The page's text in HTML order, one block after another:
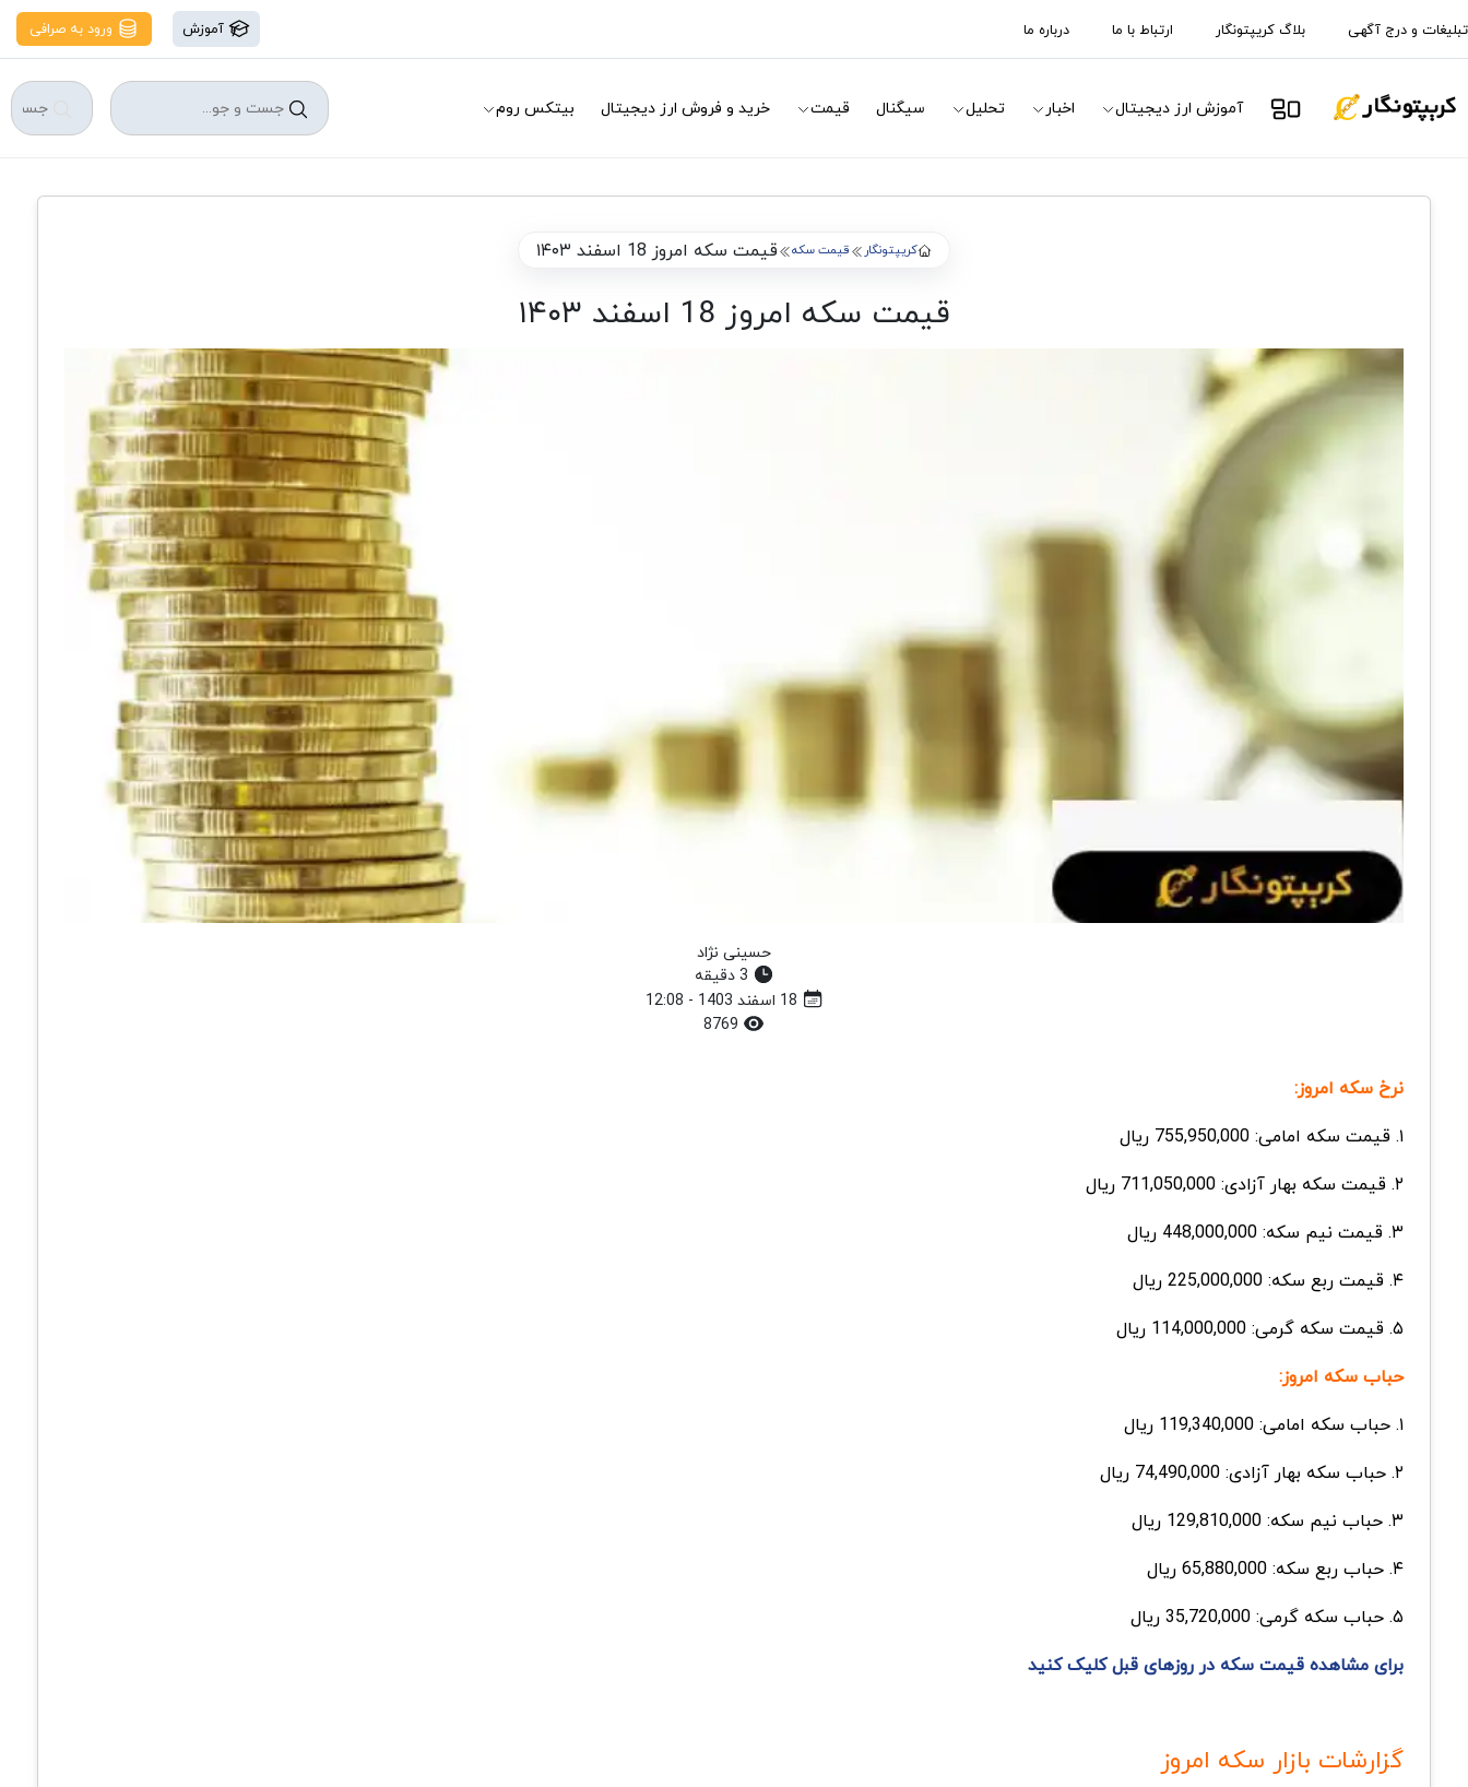
تبلیغات و درج آگهی بلاگ کریپتونگار ارتباط با ما درباره ما آموزش ورود به صرافی
آموزش ارز دیجیتال اخبار تحلیل سیگنال قیمت خرید و فروش ارز دیجیتال بیتکس روم
کریپتونگار قیمت سکه قیمت سکه امروز 18 اسفند ۱۴۰۳
قیمت سکه امروز 18 اسفند ۱۴۰۳
حسینی نژاد
نرخ سکه امروز:
۱. قیمت سکه امامی: 755,950,000 ریال
۲. قیمت سکه
بهارآزادی: 711,050,000 ریال
۳. قیمت نیم سکه: 448,000,000 ریال
۴. قیمت ربع سکه: 225,000,000 ریال
۵. قیمت سکه گرمی:
114,000,000 ریال
حباب سکه امروز:
۱. حباب سکه امامی: 119,340,000 ریال
۲. حباب سکه بهار آزادی: 74,490,000 ریال
۳. حباب نیم سکه: 129,810,000 ریال
۴. حباب ربع سکه: 65,880,000 ریال
۵. حباب سکه گرمی: 35,720,000 ریال
برای مشاهده قیمت سکه در روزهای قبل کلیک کنید
گزارشات بازار سکه امروز